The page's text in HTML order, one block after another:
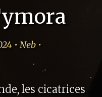
• Neb •
les cicatrices